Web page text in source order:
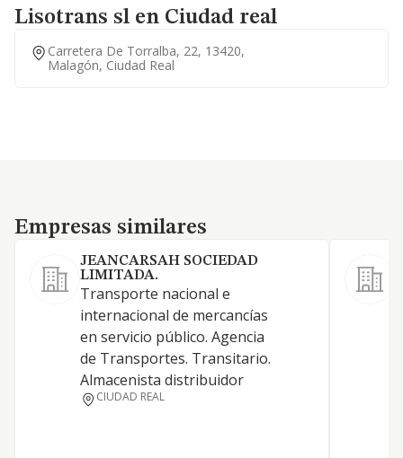
Lisotrans sl en Ciudad real
Carretera De Torralba, 22, 13420,
Malagón, Ciudad Real
Empresas similares
Empresas similares
JEANCARSAH SOCIEDAD
LIMITADA.
Transporte nacional e
internacional de mercancías
en servicio público. Agencia
de Transportes. Transitario.
Almacenista distribuidor
CIUDAD REAL